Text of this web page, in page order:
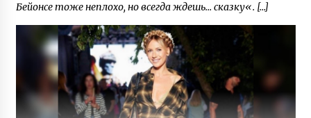
Бейонсе тоже неплохо, но всегда ждешь… сказку«. […]